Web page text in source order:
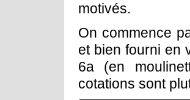
motivés.
On commence
et bien fourni en
6a (en
cotations sont